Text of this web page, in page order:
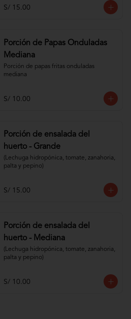
S/ 15.00
Porción de Papas Onduladas
Mediana
Porción de papas fritas onduladas
mediana
S/ 10.00
Porción de ensalada del
huerto - Grande
(Lechuga hidropónica, tomate, zanahoria,
palta y pepino)
S/ 15.00
Porción de ensalada del
huerto - Mediana
(Lechuga hidropónica, tomate, zanahoria,
palta y pepino)
S/ 10.00